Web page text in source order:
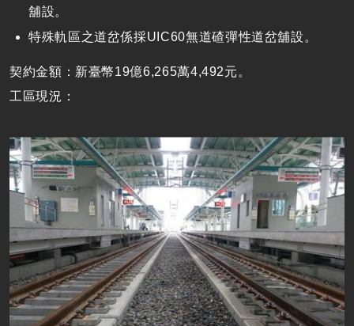
舖設。
特殊軌區之道岔係採UIC60無道碴彈性道岔舖設。
契約金額：新臺幣19億6,265萬4,492元。
工區現況：